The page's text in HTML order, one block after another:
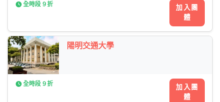
全時段 9 折
加入團
體
陽明交通大學
全時段 9 折
加入團
體